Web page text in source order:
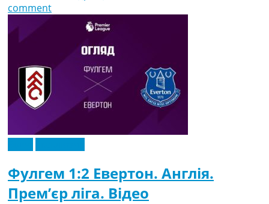
comment
Фулгем 1:2 Евертон. Англія.
Прем’єр ліга. Відео